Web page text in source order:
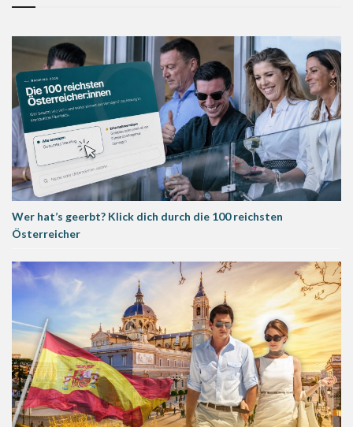
Wer hat’s geerbt? Klick dich durch die 100 reichsten
Österreicher